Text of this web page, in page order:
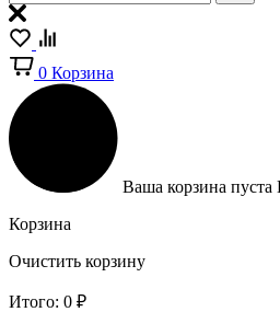
0 Корзина
Ваша корзина пуста
Корзина
Очистить корзину
Итого: 0 ₽